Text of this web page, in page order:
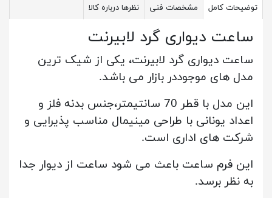
توضیحات کامل مشخصات فنی نظرها درباره کالا
ساعت دیواری گرد لابیرنت
ساعت دیواری گرد لابیرنت، یکی از شیک ترین
مدل های موجوددر بازار می باشد.
این مدل با قطر 70 سانتیمتر،جنس بدنه فلز و
اعداد یونانی با طراحی مینیمال مناسب پذیرایی و
شرکت های اداری است.
این فرم ساعت باعث می شود ساعت از دیوار جدا
به نظر برسد.